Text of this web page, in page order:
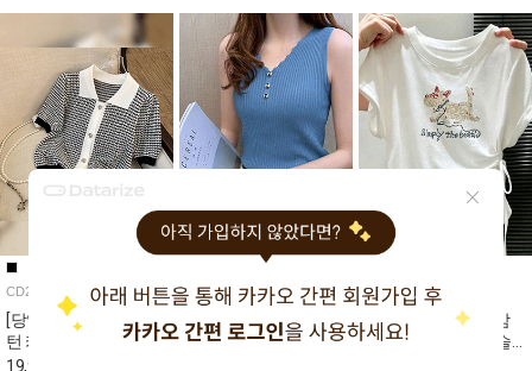
CD2426A
[당일발송]실버 하트 패
턴 카라 반팔 니트
19,980원
SS600A
물결 V넥 금장 단추 골
지 나시 [브라탑 내장 안
ts7304a
★월요특가 자정마감
50%★사이드 셔링 슬